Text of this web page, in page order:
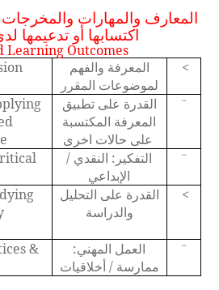
المعارف والمهارات والمخرجات
اكتسابها أو تدعيمها
Learning Outcomes
<
المعرفة والفهم
لموضوعات المقرر
¨
القدرة على تطبيق
المعرفة المكتسبة
على حالات اخرى
¨
التفكير: النقدي /
الإبداعي
<
القدرة على التحليل
والدراسة
¨
العمل المهني:
ممارسة / أخلاقيات
&